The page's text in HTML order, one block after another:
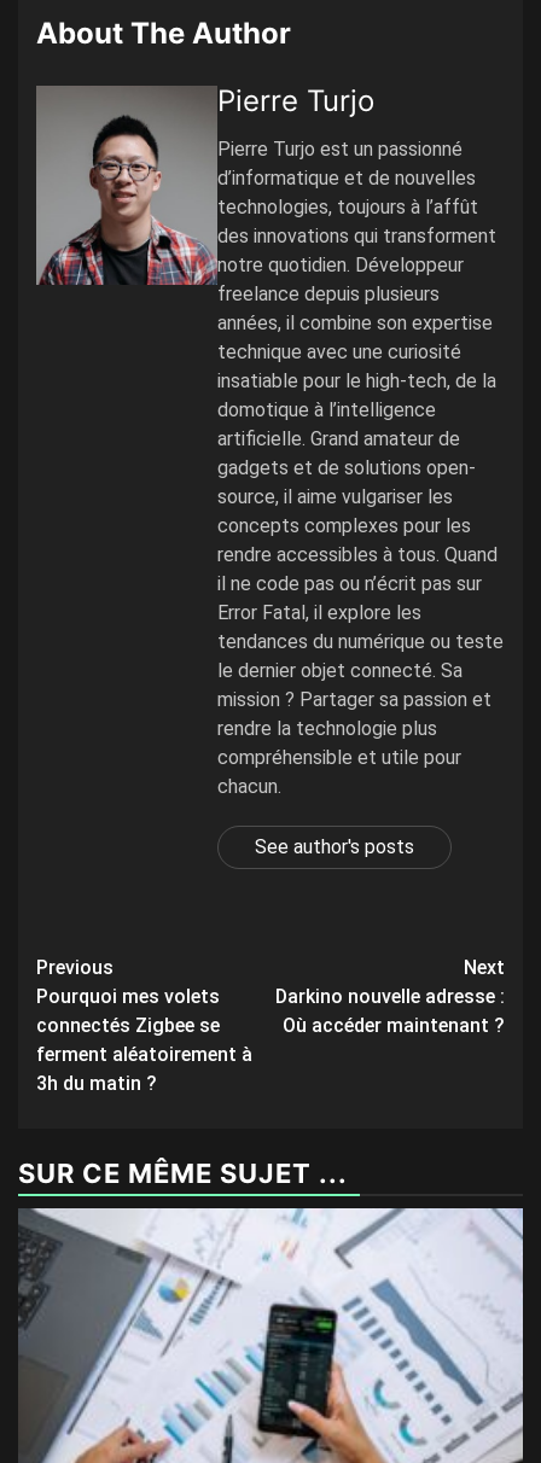
About The Author
Pierre Turjo
Pierre Turjo est un passionné
d’informatique et de nouvelles
technologies, toujours à l’affût
des innovations qui transforment
notre quotidien. Développeur
freelance depuis plusieurs
années, il combine son expertise
technique avec une curiosité
insatiable pour le high-tech, de la
domotique à l’intelligence
artificielle. Grand amateur de
gadgets et de solutions open-
source, il aime vulgariser les
concepts complexes pour les
rendre accessibles à tous. Quand
il ne code pas ou n’écrit pas sur
Error Fatal, il explore les
tendances du numérique ou teste
le dernier objet connecté. Sa
mission ? Partager sa passion et
rendre la technologie plus
compréhensible et utile pour
chacun.
See author's posts
Post
navigation
Previous
Pourquoi mes volets
connectés Zigbee se
ferment aléatoirement à
3h du matin ?
Next
Darkino nouvelle adresse :
Où accéder maintenant ?
SUR CE MÊME SUJET ...